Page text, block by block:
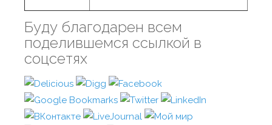
Буду благодарен всем
поделившемся ссылкой в
соцсетях